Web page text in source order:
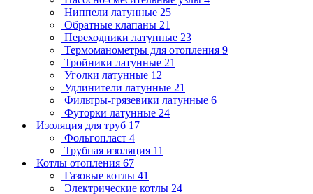
Ниппели латунные 25
Обратные клапаны 21
Переходники латунные 23
Термоманометры для отопления 9
Тройники латунные 21
Уголки латунные 12
Удлинители латунные 21
Фильтры-грязевики латунные 6
Футорки латунные 24
Изоляция для труб 17
Фольгопласт 4
Трубная изоляция 11
Котлы отопления 67
Газовые котлы 41
Электрические котлы 24